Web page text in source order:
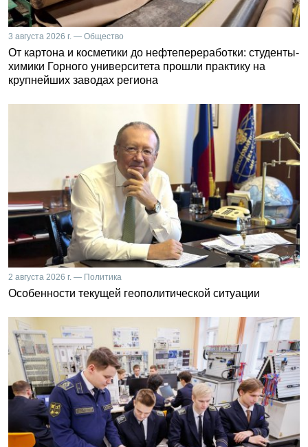
3 августа 2026 г. — Общество
От картона и косметики до нефтепереработки: студенты-
химики Горного университета прошли практику на
крупнейших заводах региона
2 августа 2026 г. — Политика
Особенности текущей геополитической ситуации